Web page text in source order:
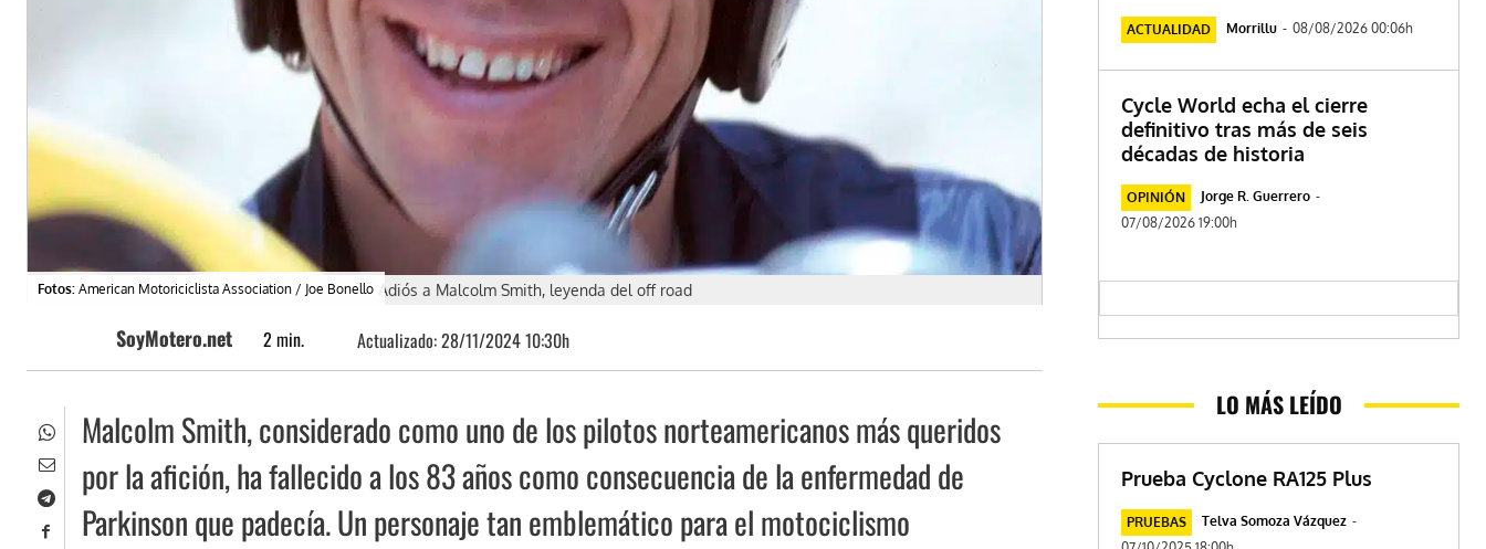
Adiós a Malcolm Smith, leyenda del off road
Fotos: American Motoriciclista Association / Joe Bonello
SoyMotero.net 2 min. Actualizado:28/11/2024 10:30h
Malcolm Smith, considerado como uno de los pilotos norteamericanos más queridos
por la afición, ha fallecido a los 83 años como consecuencia de la enfermedad de
Parkinson que padecía. Un personaje tan emblemático para el motociclismo
ACTUALIDAD Morrillu - 08/08/2026 00:06h
Cycle World echa el cierre
definitivo tras más de seis
décadas de historia
OPINIÓN Jorge R. Guerrero -
07/08/2026 19:00h
LO MÁS LEÍDO
Prueba Cyclone RA125 Plus
PRUEBAS Telva Somoza Vázquez -